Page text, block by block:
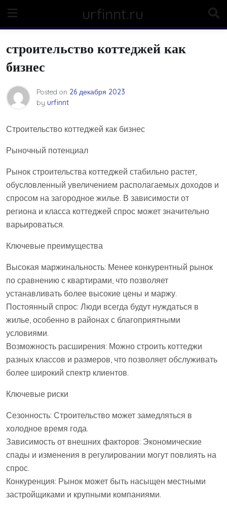
content
urfinnt.ru
строительство коттеджей как
бизнес
Posted on 26 декабря 2023
by urfinnt
Строительство коттеджей как бизнес
Рыночный потенциал
Рынок строительства коттеджей стабильно растет,
обусловленный увеличением располагаемых доходов и
спросом на загородное жилье. В зависимости от
региона и класса коттеджей спрос может значительно
варьироваться.
Ключевые преимущества
Высокая маржинальность: Менее конкурентный рынок
по сравнению с квартирами, что позволяет
устанавливать более высокие цены и маржу.
Постоянный спрос: Люди всегда будут нуждаться в
жилье, особенно в районах с благоприятными
условиями.
Возможность расширения: Можно строить коттеджи
разных классов и размеров, что позволяет обслуживать
более широкий спектр клиентов.
Ключевые риски
Сезонность: Строительство может замедляться в
холодное время года.
Зависимость от внешних факторов: Экономические
спады и изменения в регулировании могут повлиять на
спрос.
Конкуренция: Рынок может быть насыщен местными
застройщиками и крупными компаниями.